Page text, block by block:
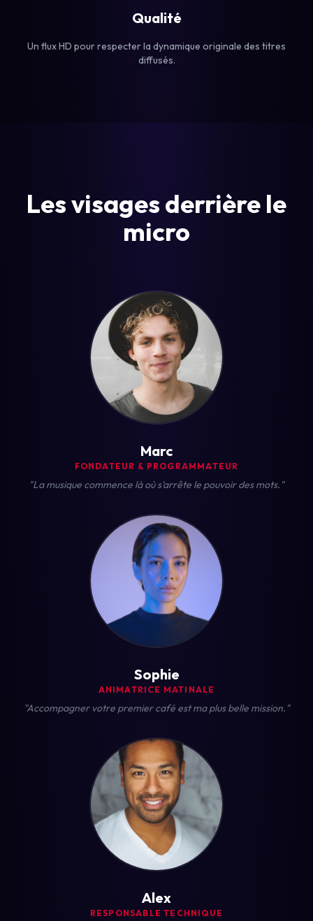
Qualité
Un flux HD pour respecter la dynamique originale des titres
diffusés.
Les visages derrière le
micro
Marc
FONDATEUR & PROGRAMMATEUR
"La musique commence là où s'arrête le pouvoir des mots."
Sophie
ANIMATRICE MATINALE
"Accompagner votre premier café est ma plus belle mission."
Alex
RESPONSABLE TECHNIQUE